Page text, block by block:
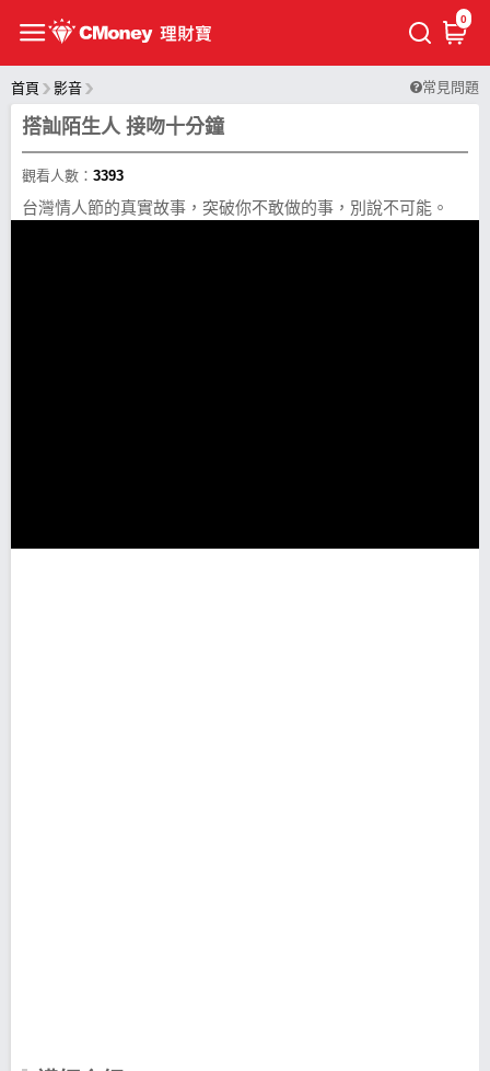
0
首頁 影音 常見問題
搭訕陌生人 接吻十分鐘
觀看人數： 3393
台灣情人節的真實故事，突破你不敢做的事，別說不可能。